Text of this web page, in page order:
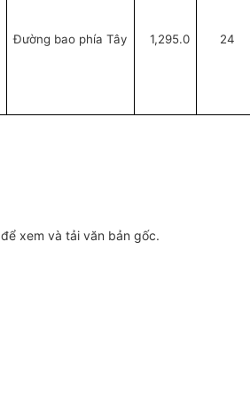
Đường bao phía Tây 1,295.0 24
để xem và tải văn bản gốc.